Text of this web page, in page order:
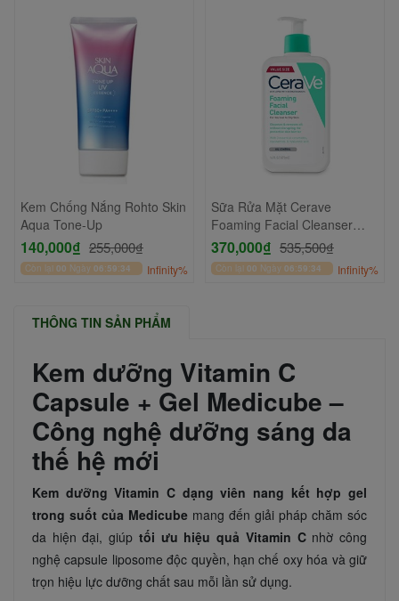
Kem Chống Nắng Rohto Skin
Aqua Tone-Up
140,000₫ 255,000₫
Còn lại 00 Ngày 06:59:33 Infinity%
Sữa Rửa Mặt Cerave
Foaming Facial Cleanser
473ml
370,000₫ 535,500₫
Còn lại 00 Ngày 06:59:33 Infinity%
THÔNG TIN SẢN PHẨM
Kem dưỡng Vitamin C
Capsule + Gel Medicube –
Công nghệ dưỡng sáng da
thế hệ mới
Kem dưỡng Vitamin C dạng viên nang kết hợp gel
trong suốt của Medicube mang đến giải pháp chăm sóc
da hiện đại, giúp tối ưu hiệu quả Vitamin Cnhờ công
nghệ capsule liposome độc quyền, hạn chế oxy hóa và giữ
trọn hiệu lực dưỡng chất sau mỗi lần sử dụng.